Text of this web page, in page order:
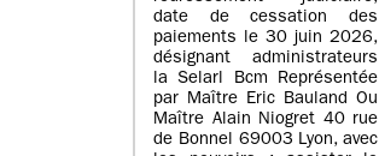
date de cessation des
paiements le 30 juin 2026,
désignant administrateurs
la Selarl Bcm Représentée
par Maître Eric Bauland Ou
Maître Alain Niogret 40 rue
de Bonnel 69003 Lyon, avec